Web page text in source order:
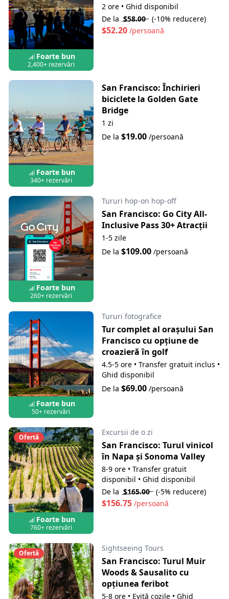
Foarte bun
2,400+ rezervări
2 ore • Ghid disponibil
De la $58.00 (-10% reducere)
$52.20/persoană
Foarte bun
340+ rezervări
San Francisco: Închirieri
biciclete la Golden Gate
Bridge
1 zi
De la $19.00/persoană
Foarte bun
260+ rezervări
Tururi hop-on hop-off
San Francisco: Go City All-
Inclusive Pass 30+ Atracții
1-5 zile
De la $109.00/persoană
Foarte bun
50+ rezervări
Tururi fotografice
Tur complet al orașului San
Francisco cu opțiune de
croazieră în golf
4.5-5 ore • Transfer gratuit inclus •
Ghid disponibil
De la $69.00/persoană
Ofertă
Foarte bun
760+ rezervări
Excursii de o zi
San Francisco: Turul vinicol
în Napa și Sonoma Valley
8-9 ore • Transfer gratuit
disponibil • Ghid disponibil
De la $165.00 (-5% reducere)
$156.75/persoană
Ofertă
Sightseeing Tours
San Francisco: Turul Muir
Woods & Sausalito cu
opțiunea feribot
5-8 ore • Evită cozile • Ghid